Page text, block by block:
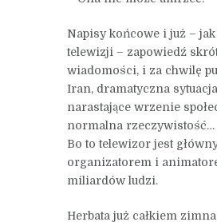
Napisy końcowe i już –
telewizji – zapowiedź
wiadomości, i za chwilę
Iran, dramatyczna
narastające wrzenie
normalna rzeczywistość…
Bo to telewizor jest
organizatorem i
miliardów ludzi.
Herbata już całkiem